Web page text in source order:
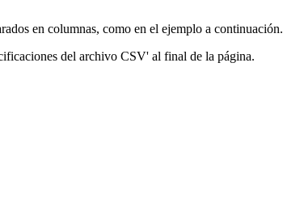
en columnas, como en el ejemplo a continuación.
del archivo CSV' al final de la página.